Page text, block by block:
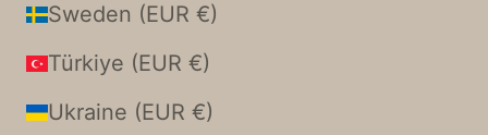
Sweden (EUR €)
Türkiye (EUR €)
Ukraine (EUR €)